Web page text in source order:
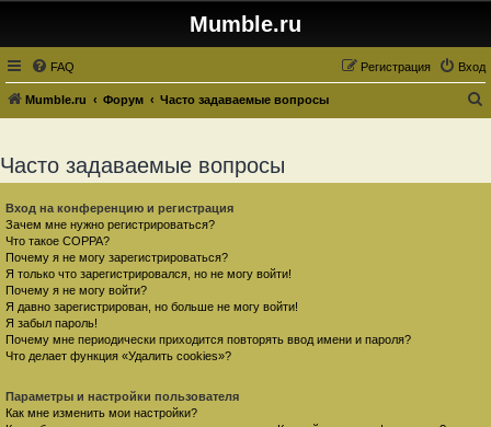
Mumble.ru
FAQ Вход
Регистрация
Mumble.ru Форум Часто задаваемые вопросы
Часто задаваемые вопросы
Вход на конференцию и регистрация
Зачем мне нужно регистрироваться?
Что такое COPPA?
Почему я не могу зарегистрироваться?
Я только что зарегистрировался, но не могу войти!
Почему я не могу войти?
Я давно зарегистрирован, но больше не могу войти!
Я забыл пароль!
Почему мне периодически приходится повторять ввод имени и пароля?
Что делает функция «Удалить cookies»?
Параметры и настройки пользователя
Как мне изменить мои настройки?